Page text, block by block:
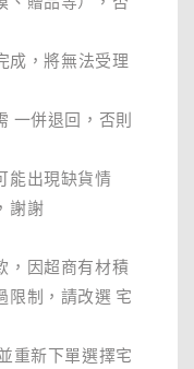
成，將無法受理
一併退回，否則
能出現缺貨情
謝謝
，因超商有材積
限制，請改選 宅
重新下單選擇宅